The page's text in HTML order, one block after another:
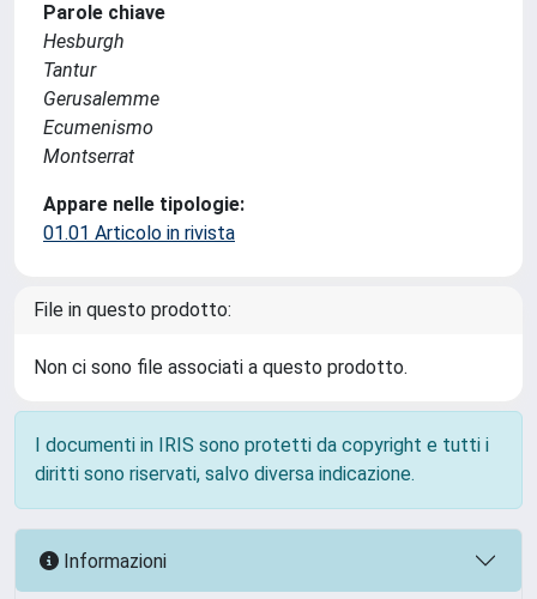
Parole chiave
Hesburgh
Tantur
Gerusalemme
Ecumenismo
Montserrat
Appare nelle tipologie:
01.01 Articolo in rivista
File in questo prodotto:
Non ci sono file associati a questo prodotto.
I documenti in IRIS sono protetti da copyright e tutti i
diritti sono riservati, salvo diversa indicazione.
Informazioni